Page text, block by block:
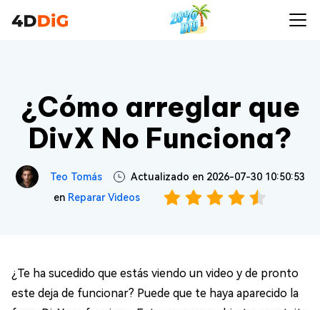
¿Cómo arreglar que
DivX No Funciona?
Teo Tomás
Actualizado en 2026-07-30 10:50:53
en Reparar Videos
¿Te ha sucedido que estás viendo un video y de pronto
este deja de funcionar? Puede que te haya aparecido la